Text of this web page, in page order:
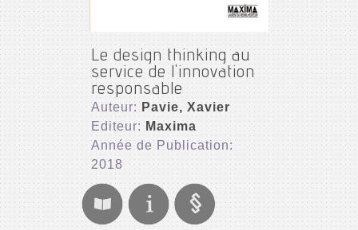
Le design thinking au
service de l'innovation
responsable
Auteur: Pavie, Xavier
Editeur: Maxima
Année de Publication:
2018